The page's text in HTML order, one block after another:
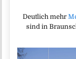
Deutlich mehr
sind in